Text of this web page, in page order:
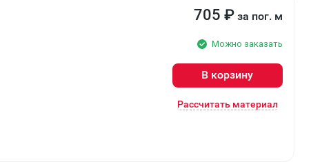
705 ₽ за пог. м
Можно заказать
В корзину
Рассчитать материал